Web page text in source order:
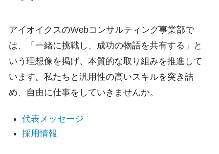
アイオイクスのWebコンサルティング事業部で
は、「一緒に挑戦し、成功の物語を共有する」と
いう理想像を掲げ、本質的な取り組みを推進して
います。私たちと汎用性の高いスキルを突き詰
め、自由に仕事をしていきませんか。
代表メッセージ
採用情報